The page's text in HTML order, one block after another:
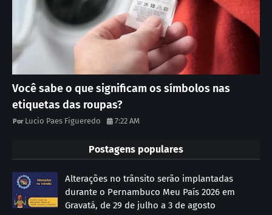
Você sabe o que significam os símbolos nas
etiquetas das roupas?
Lucio Paes Figueredo 7:22 AM
Postagens populares
Alterações no trânsito serão implantadas
durante o Pernambuco Meu País 2026 em
Gravatá, de 29 de julho a 3 de agosto